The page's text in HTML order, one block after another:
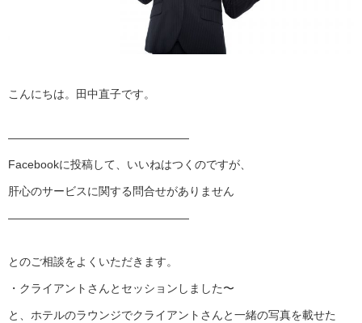
こんにちは。田中直子です。
————————————————
Facebookに投稿して、いいねはつくのですが、
肝心のサービスに関する問合せがありません
————————————————
とのご相談をよくいただきます。
・クライアントさんとセッションしました〜
と、ホテルのラウンジでクライアントさんと一緒の写真を載せた